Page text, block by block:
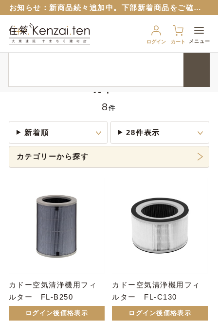
お知らせ： 新商品続々追加中。下部新着商品をご確認ください。
６月１２日からブルーシート販売再開！（８月から値上予定）
９月１７日から、匠ポインとすまちくポイントに連携できるようになりました。 詳細は以下のバナーをクリック！
ログイン カート メニュー
カドー
8件
新着順 28件表示
カテゴリーから探す
カドー空気清浄機用フィ
ルター FL-B250
ログイン後価格表示
カドー空気清浄機用フィ
ルター FL-C130
ログイン後価格表示